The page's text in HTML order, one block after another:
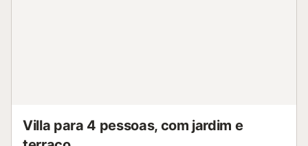
Villa para 4 pessoas, com jardim e